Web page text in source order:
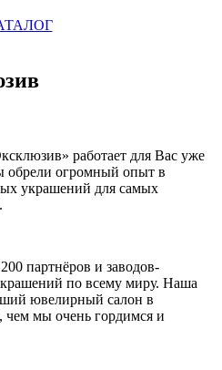
работает для Вас уже
обрели огромный опыт в
украшений для самых
партнёров и заводов-
по всему миру. Наша
ювелирный салон в
, чем мы очень гордимся и